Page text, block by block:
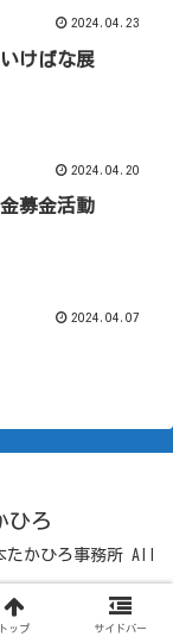
2024.04.23
けばな展
2024.04.20
募金活動
2024.04.07
ひろ
かひろ事務所 All
トップ サイドバー